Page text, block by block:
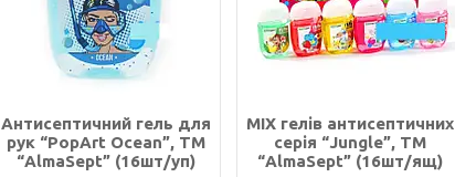
Антисептичний гель для
рук “PopArt Ocean”, ТМ
“AlmaSept” (16шт/уп)
MIX гелів антисептичних
серія “Jungle”, ТМ
“AlmaSept” (16шт/ящ)